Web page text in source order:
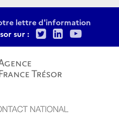
lettre d'information
sur :
TwitterLinkedIn